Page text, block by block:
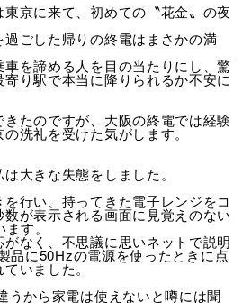
京に来て、初めての〝花金〟の夜
ごした帰りの終電はまさかの満
を諦める人を目の当たりにし、驚
り駅で本当に降りられるか不安に
たのですが、大阪の終電では経験
洗礼を受けた気がします。
大きな失態をしました。
行い、持ってきた電子レンジをコ
が表示される画面に見覚えのない
ます。
なく、不思議に思いネットで説明
品に50Hzの電源を使ったときに点
いました。
うから家電は使えないと噂には聞